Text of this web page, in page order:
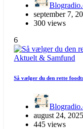
september 7,
300 views
6
Aktuelt & Samfund
Så vælger du den rette
august 24, 2025
445 views